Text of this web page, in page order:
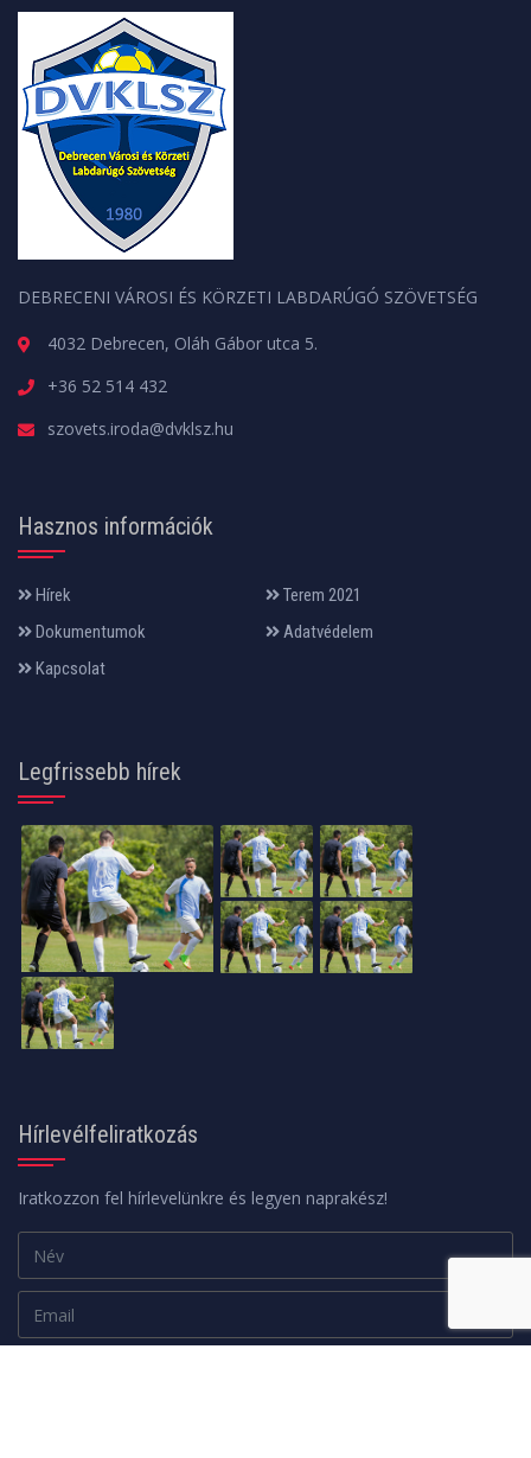
DEBRECENI VÁROSI ÉS KÖRZETI LABDARÚGÓ SZÖVETSÉG
4032 Debrecen, Oláh Gábor utca 5.
+36 52 514 432
szovets.iroda@dvklsz.hu
Hasznos információk
Hírek
Terem 2021
Dokumentumok
Adatvédelem
Kapcsolat
Legfrissebb hírek
Hírlevélfeliratkozás
Iratkozzon fel hírlevelünkre és legyen naprakész!